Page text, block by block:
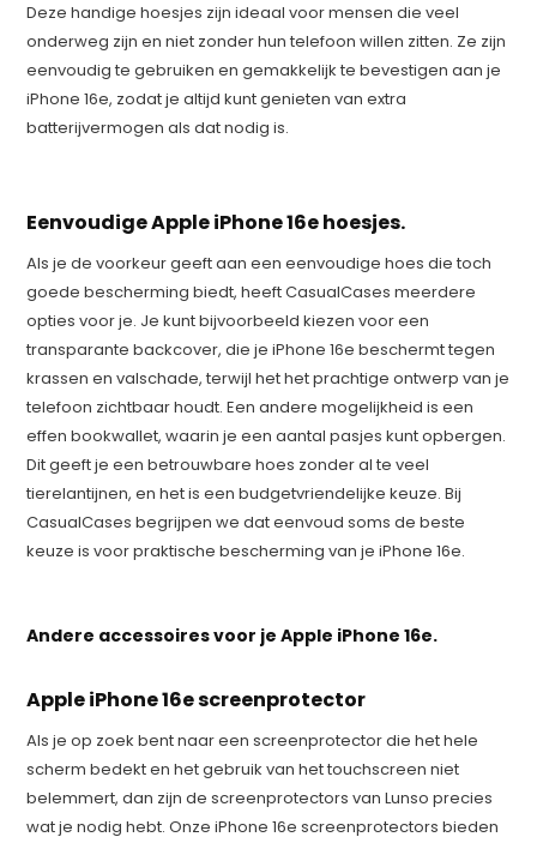
Deze handige hoesjes zijn ideaal voor mensen die veel
onderweg zijn en niet zonder hun telefoon willen zitten. Ze zijn
eenvoudig te gebruiken en gemakkelijk te bevestigen aan je
iPhone 16e, zodat je altijd kunt genieten van extra
batterijvermogen als dat nodig is.
Eenvoudige Apple iPhone 16e hoesjes.
Als je de voorkeur geeft aan een eenvoudige hoes die toch
goede bescherming biedt, heeft CasualCases meerdere
opties voor je. Je kunt bijvoorbeeld kiezen voor een
transparante backcover, die je iPhone 16e beschermt tegen
krassen en valschade, terwijl het het prachtige ontwerp van je
telefoon zichtbaar houdt. Een andere mogelijkheid is een
effen bookwallet, waarin je een aantal pasjes kunt opbergen.
Dit geeft je een betrouwbare hoes zonder al te veel
tierelantijnen, en het is een budgetvriendelijke keuze. Bij
CasualCases begrijpen we dat eenvoud soms de beste
keuze is voor praktische bescherming van je iPhone 16e.
Andere accessoires voor je Apple iPhone 16e.
Apple iPhone 16e screenprotector
Als je op zoek bent naar een screenprotector die het hele
scherm bedekt en het gebruik van het touchscreen niet
belemmert, dan zijn de screenprotectors van Lunso precies
wat je nodig hebt. Onze iPhone 16e screenprotectors bieden